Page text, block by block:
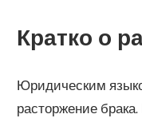
Кратко о
Юридическим
расторжение